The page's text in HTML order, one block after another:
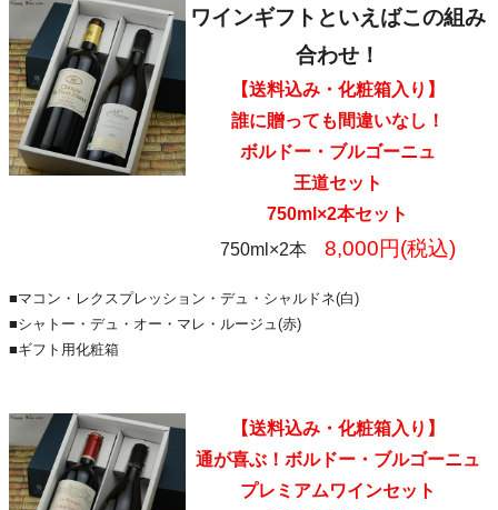
ワインギフトといえばこの組み
合わせ！
【送料込み・化粧箱入り】
誰に贈っても間違いなし！
ボルドー・ブルゴーニュ
王道セット
750ml×2本セット
750ml×2本 8,000円(税込)
■マコン・レクスプレッション・デュ・シャルドネ(白)
■シャトー・デュ・オー・マレ・ルージュ(赤)
■ギフト用化粧箱
【送料込み・化粧箱入り】
通が喜ぶ！ボルドー・ブルゴーニュ
プレミアムワインセット